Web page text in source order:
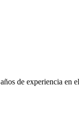
de experiencia en